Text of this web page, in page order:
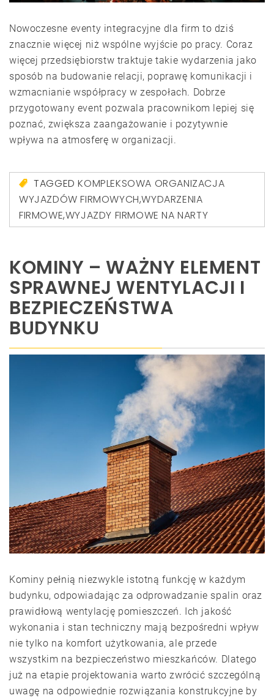
Nowoczesne eventy integracyjne dla firm to dziś
znacznie więcej niż wspólne wyjście po pracy. Coraz
więcej przedsiębiorstw traktuje takie wydarzenia jako
sposób na budowanie relacji, poprawę komunikacji i
wzmacnianie współpracy w zespołach. Dobrze
przygotowany event pozwala pracownikom lepiej się
poznać, zwiększa zaangażowanie i pozytywnie
wpływa na atmosferę w organizacji.
TAGGEDKOMPLEKSOWA ORGANIZACJA
WYJAZDÓW FIRMOWYCH,WYDARZENIA
FIRMOWE,WYJAZDY FIRMOWE NA NARTY
KOMINY – WAŻNY ELEMENT
SPRAWNEJ WENTYLACJI I
BEZPIECZEŃSTWA
BUDYNKU
Kominy pełnią niezwykle istotną funkcję w każdym
budynku, odpowiadając za odprowadzanie spalin oraz
prawidłową wentylację pomieszczeń. Ich jakość
wykonania i stan techniczny mają bezpośredni wpływ
nie tylko na komfort użytkowania, ale przede
wszystkim na bezpieczeństwo mieszkańców. Dlatego
już na etapie projektowania warto zwrócić szczególną
uwagę na odpowiednie rozwiązania konstrukcyjne by